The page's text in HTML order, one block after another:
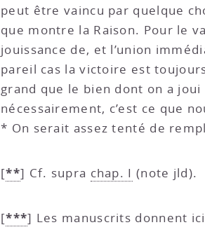
peut être vaincu par quelque
que montre la Raison. Pour le
jouissance de, et l’union
pareil cas la victoire est
grand que le bien dont on a
nécessairement, c’est ce que
* On serait assez tenté de
[**] Cf. supra chap. I (note jld).
[***] Les manuscrits donnent